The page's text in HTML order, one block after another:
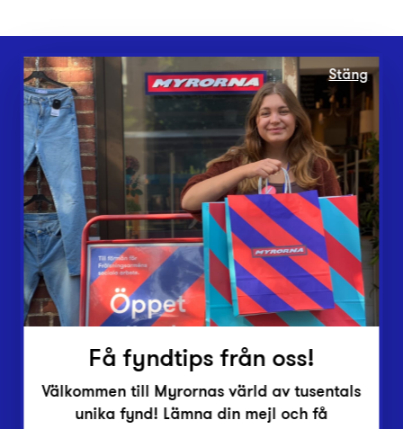
Webbshop
Butiker
Lämna in
Vårt överskott
Inlämningsplatser
Om Myrorna
Lediga jobb
Pressrum
Kontakt
Stäng
Få fyndtips från oss!
Välkommen till Myrornas värld av tusentals
unika fynd! Lämna din mejl och få